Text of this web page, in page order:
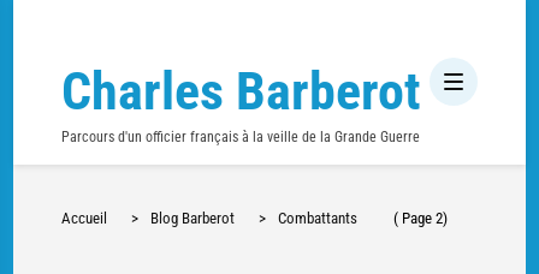
Charles Barberot
Parcours d'un officier français à la veille de la Grande Guerre
Accueil > Blog Barberot > Combattants ( Page 2)